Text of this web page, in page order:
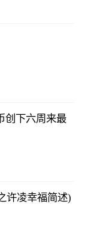
创下六周来最
许凌幸福简述)